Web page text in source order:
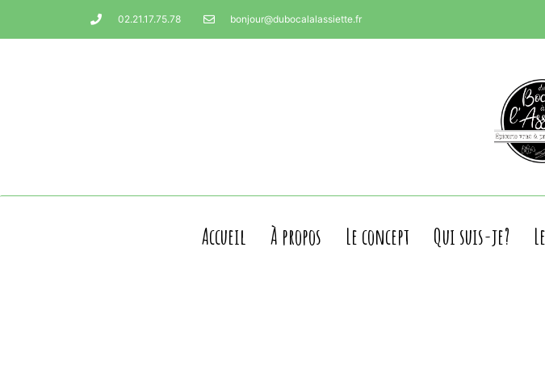
02.21.17.75.78 bonjour@dubocalalassiette.fr
Accueil À propos Le concept Qui suis-je?